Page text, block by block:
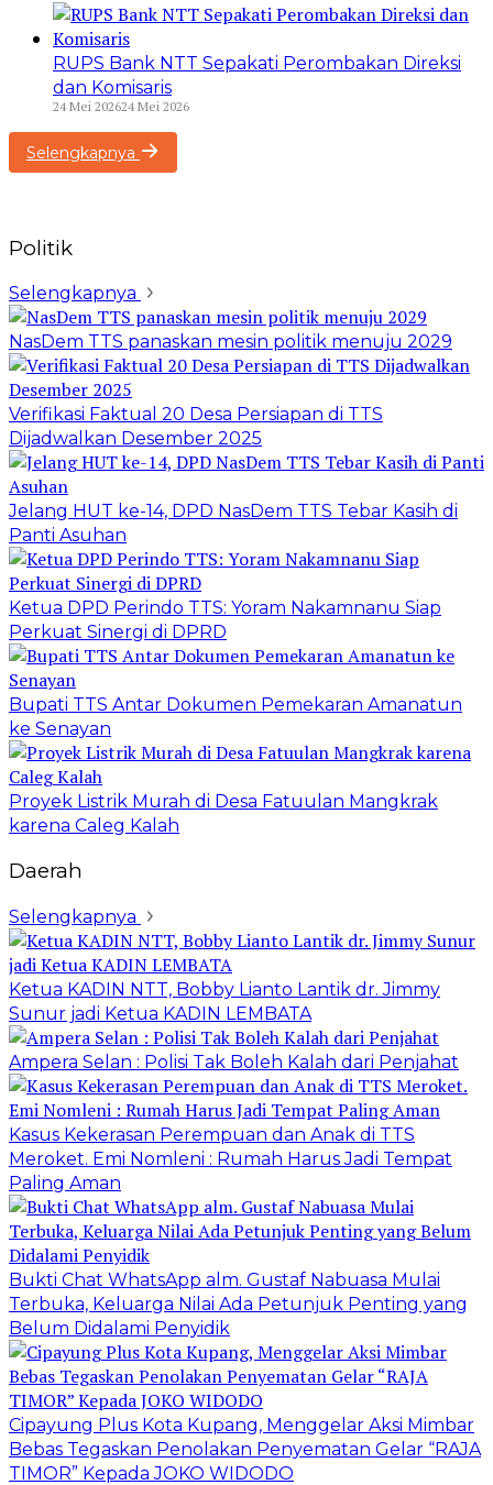
RUPS Bank NTT Sepakati Perombakan Direksi
dan Komisaris
24 Mei 202624 Mei 2026
Selengkapnya
Politik
Selengkapnya
NasDem TTS panaskan mesin politik menuju 2029
Verifikasi Faktual 20 Desa Persiapan di TTS
Dijadwalkan Desember 2025
Jelang HUT ke-14, DPD NasDem TTS Tebar Kasih di
Panti Asuhan
Ketua DPD Perindo TTS: Yoram Nakamnanu Siap
Perkuat Sinergi di DPRD
Bupati TTS Antar Dokumen Pemekaran Amanatun
ke Senayan
Proyek Listrik Murah di Desa Fatuulan Mangkrak
karena Caleg Kalah
Daerah
Selengkapnya
Ketua KADIN NTT, Bobby Lianto Lantik dr. Jimmy
Sunur jadi Ketua KADIN LEMBATA
Ampera Selan : Polisi Tak Boleh Kalah dari Penjahat
Kasus Kekerasan Perempuan dan Anak di TTS
Meroket. Emi Nomleni : Rumah Harus Jadi Tempat
Paling Aman
Bukti Chat WhatsApp alm. Gustaf Nabuasa Mulai
Terbuka, Keluarga Nilai Ada Petunjuk Penting yang
Belum Didalami Penyidik
Cipayung Plus Kota Kupang, Menggelar Aksi Mimbar
Bebas Tegaskan Penolakan Penyematan Gelar “RAJA
TIMOR” Kepada JOKO WIDODO